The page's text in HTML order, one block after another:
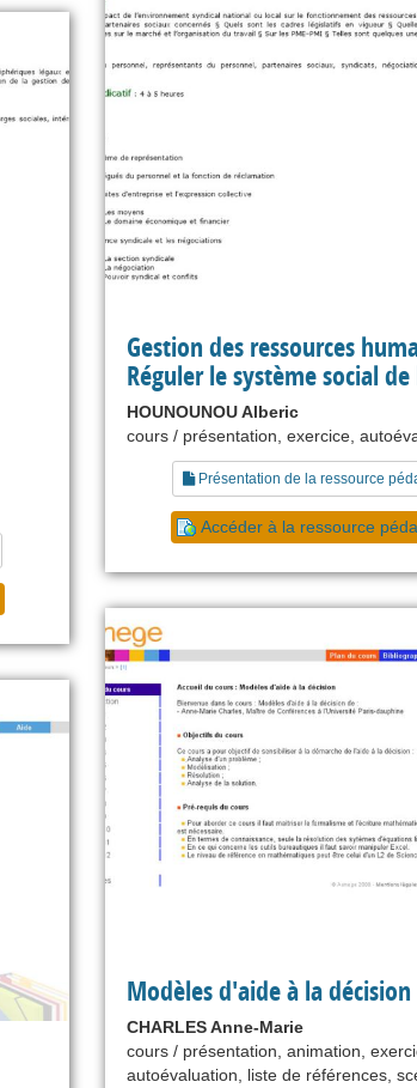
Gestion des ressources
Réguler le système social
HOUNOUNOU Alberic
cours / présentation, exercice,
Présentation de la ressource
Accéder à la ressource
Modèles d'aide à la décision
CHARLES Anne-Marie
cours / présentation, animation,
autoévaluation, liste de références,